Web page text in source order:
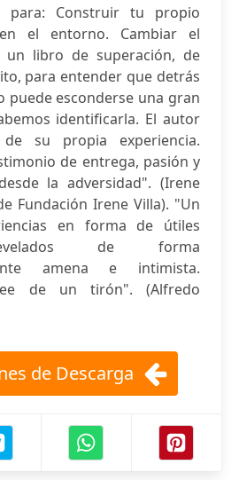
para: Construir tu propio
el entorno. Cambiar el
un libro de superación, de
para entender que detrás
puede esconderse una gran
identificarla. El autor
su propia experiencia.
de entrega, pasión y
la adversidad". (Irene
Fundación Irene Villa). "Un
en forma de útiles
de forma
amena e intimista.
de un tirón". (Alfredo
de Descarga